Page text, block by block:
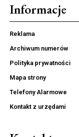
Informacje
Reklama
Archiwum numerów
Polityka prywatności
Mapa strony
Telefony Alarmowe
Kontakt z urzędami